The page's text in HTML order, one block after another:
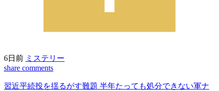
6日前 ミステリー
share comments
習近平続投を揺るがす難題 半年たっても処分できない軍ナ